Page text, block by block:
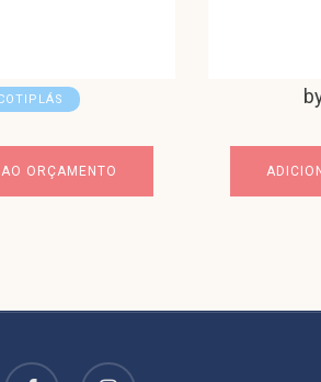
ORÇAMENTO
facebook instagram